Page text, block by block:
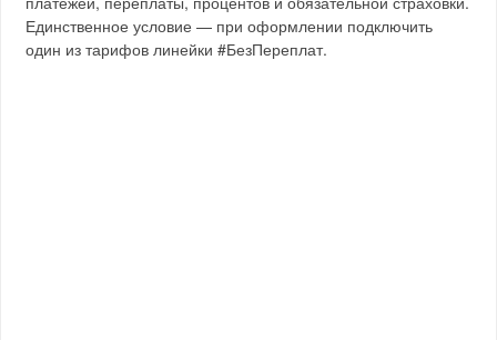
Единственное условие — при оформлении подключить
один из тарифов линейки #БезПереплат.